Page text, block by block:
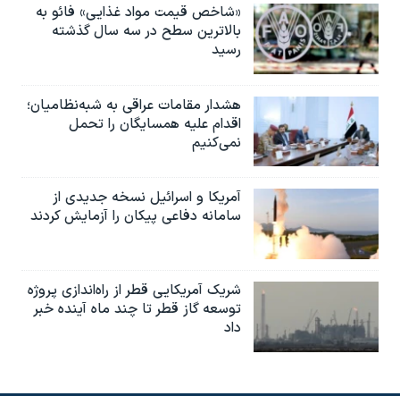
«شاخص قیمت مواد غذایی» فائو به
بالاترین سطح در سه سال گذشته
رسید
هشدار مقامات عراقی به شبه‌نظامیان؛
اقدام علیه همسایگان را تحمل
نمی‌کنیم
آمریکا و اسرائیل نسخه جدیدی از
سامانه دفاعی پیکان را آزمایش کردند
شریک آمریکایی قطر از راه‌اندازی پروژه
توسعه گاز قطر تا چند ماه آینده خبر
داد